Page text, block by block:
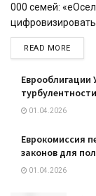
000 семей:
цифровизировать.
READ MORE
Еврооблигации
01.04.2026
Еврокомиссия
законов для
01.04.2026